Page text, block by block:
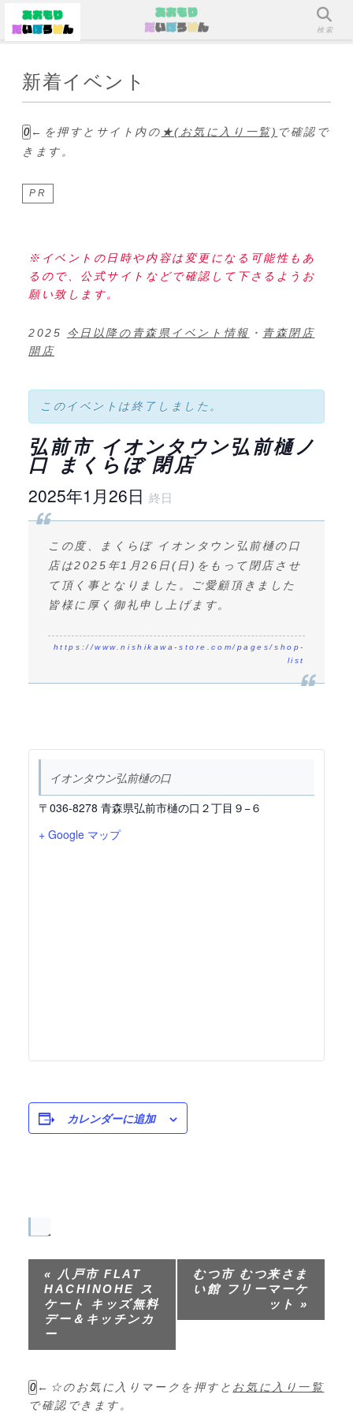
新着イベント
0 ←を押すとサイト内の ★(お気に入り一覧) で確認で
きます。
PR
※イベントの日時や内容は変更になる可能性もあ
るので、公式サイトなどで確認して下さるようお
願い致します。
2025 今日以降の青森県イベント情報 ・ 青森閉店
開店
このイベントは終了しました。
弘前市 イオンタウン弘前樋ノ
口 まくらぼ 閉店
2025年1月26日 終日
この度、まくらぼ イオンタウン弘前樋の口
店は2025年1月26日(日)をもって閉店させ
て頂く事となりました。ご愛顧頂きました
皆様に厚く御礼申し上げます。
https://www.nishikawa-store.com/pages/shop-
list
イオンタウン弘前樋の口
〒036-8278 青森県弘前市樋の口２丁目９−６
+ Google マップ
カレンダーに追加
イ
ベ
ン
ト
ナ
ビ
ー
«
八戸市 FLAT
HACHINOHE ス
ケート キッズ無料
デー＆キッチンカ
ー
むつ市 むつ来さま
い館 フリーマーケ
ット»
0 ←☆のお気に入りマークを押すと お気に入り一覧
で確認できます。
メニュー 検索